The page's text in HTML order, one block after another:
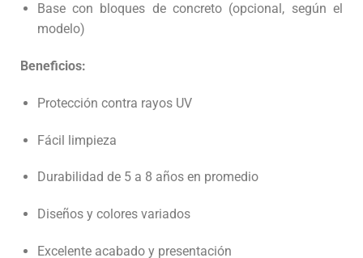
Base con bloques de concreto (opcional, según el
modelo)
Beneficios:
Protección contra rayos UV
Fácil limpieza
Durabilidad de 5 a 8 años en promedio
Diseños y colores variados
Excelente acabado y presentación